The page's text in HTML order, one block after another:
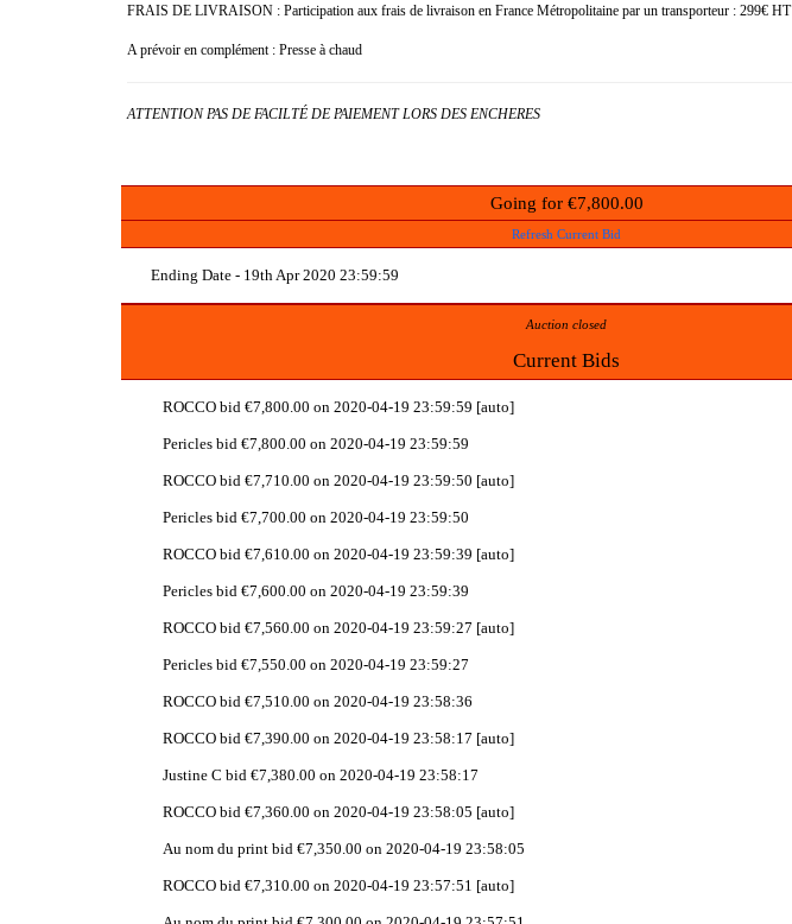
FRAIS DE LIVRAISON : Participation aux frais de livraison en France Métropolitaine par un transporteur : 299€ HT
A prévoir en complément : Presse à chaud
ATTENTION PAS DE FACILTÉ DE PAIEMENT LORS DES ENCHERES
Going for €7,800.00
Refresh Current Bid
Ending Date - 19th Apr 2020 23:59:59
Auction closed
Current Bids
ROCCO bid €7,800.00 on 2020-04-19 23:59:59 [auto]
Pericles bid €7,800.00 on 2020-04-19 23:59:59
ROCCO bid €7,710.00 on 2020-04-19 23:59:50 [auto]
Pericles bid €7,700.00 on 2020-04-19 23:59:50
ROCCO bid €7,610.00 on 2020-04-19 23:59:39 [auto]
Pericles bid €7,600.00 on 2020-04-19 23:59:39
ROCCO bid €7,560.00 on 2020-04-19 23:59:27 [auto]
Pericles bid €7,550.00 on 2020-04-19 23:59:27
ROCCO bid €7,510.00 on 2020-04-19 23:58:36
ROCCO bid €7,390.00 on 2020-04-19 23:58:17 [auto]
Justine C bid €7,380.00 on 2020-04-19 23:58:17
ROCCO bid €7,360.00 on 2020-04-19 23:58:05 [auto]
Au nom du print bid €7,350.00 on 2020-04-19 23:58:05
ROCCO bid €7,310.00 on 2020-04-19 23:57:51 [auto]